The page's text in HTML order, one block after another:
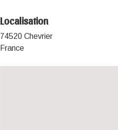
Localisation
74520 Chevrier
France